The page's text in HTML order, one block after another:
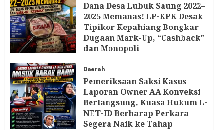
Dana Desa Lubuk Saung 2022–
2025 Memanas! LP-KPK Desak
Tipikor Kepahiang Bongkar
Dugaan Mark-Up, “Cashback”
dan Monopoli
Daerah
Pemeriksaan Saksi Kasus
Laporan Owner AA Konveksi
Berlangsung, Kuasa Hukum L-
NET-ID Berharap Perkara
Segera Naik ke Tahap